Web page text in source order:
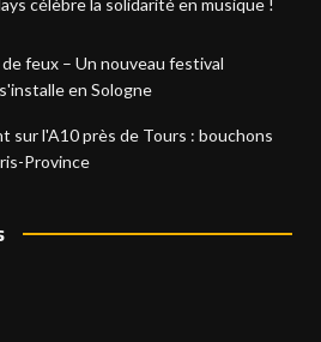
feux – Un nouveau festival
en Sologne
sur l'A10 près de Tours : bouchons
Province